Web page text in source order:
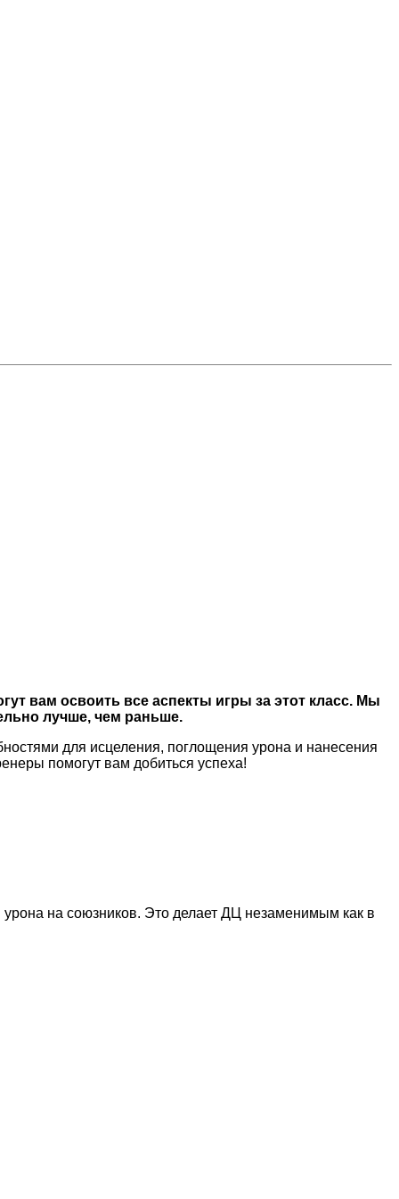
вам освоить все аспекты игры за этот класс. Мы
лучше, чем раньше.
для исцеления, поглощения урона и нанесения
помогут вам добиться успеха!
на союзников. Это делает ДЦ незаменимым как в